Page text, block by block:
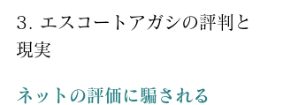
3. エスコートアガシの評判と
現実
ネットの評価に騙される